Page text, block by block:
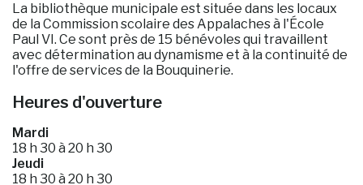
La bibliothèque municipale est située dans les locaux
de la Commission scolaire des Appalaches à l'École
Paul VI. Ce sont près de 15 bénévoles qui travaillent
avec détermination au dynamisme et à la continuité de
l'offre de services de la Bouquinerie.
Heures d'ouverture
Mardi
18 h 30 à 20 h 30
Jeudi
18 h 30 à 20 h 30